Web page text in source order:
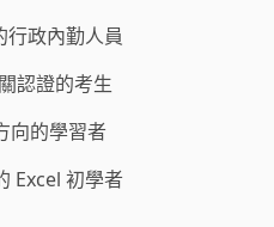
行政內勤人員
認證的考生
向的學習者
Excel 初學者